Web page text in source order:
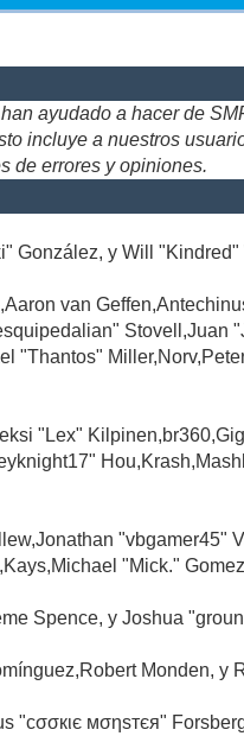
ayudado a hacer de
incluye a nuestros
de errores y opiniones.
González, y Will "Kindred"
van
"Thantos"
"Lex"
"Mick."
Spence, y Joshua
Monden, y
"cσσкιє мσηѕтєя"